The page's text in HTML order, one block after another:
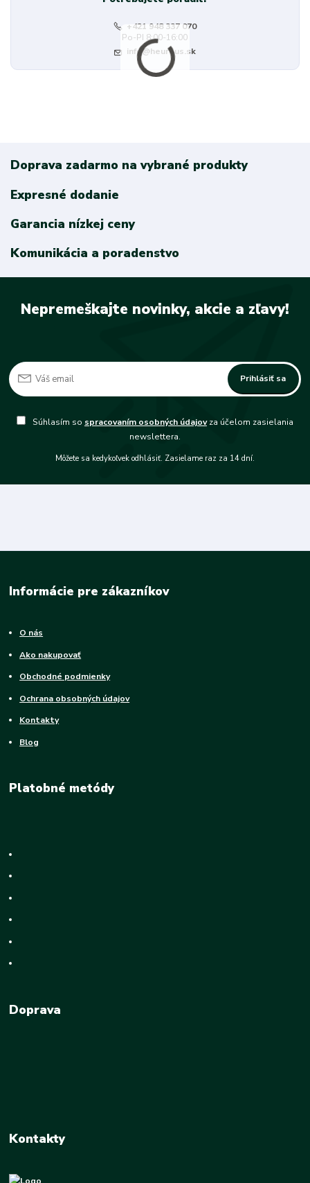
+421 948 337 070
Po-PI 8:00-16:00
info@heureus.sk
Doprava zadarmo na vybrané produkty
Expresné dodanie
Garancia nízkej ceny
Komunikácia a poradenstvo
Nepremeškajte novinky, akcie a zľavy!
Prihlásiť sa
Súhlasím so spracovaním osobných údajovza účelom zasielania
newslettera.
Môžete sa kedykoľvek odhlásiť. Zasielame raz za 14 dní.
Informácie pre zákazníkov
O nás
Ako nakupovať
Obchodné podmienky
Ochrana obsobných údajov
Kontakty
Blog
Platobné metódy
Doprava
Kontakty